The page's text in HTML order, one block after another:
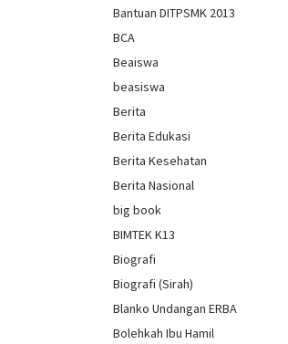
Bantuan DITPSMK 2013
BCA
Beaiswa
beasiswa
Berita
Berita Edukasi
Berita Kesehatan
Berita Nasional
big book
BIMTEK K13
Biografi
Biografi (Sirah)
Blanko Undangan ERBA
Bolehkah Ibu Hamil